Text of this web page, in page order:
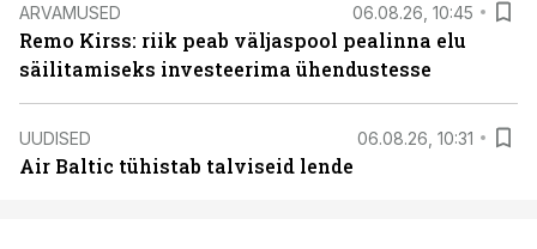
ARVAMUSED 06.08.26, 10:45
Remo Kirss: riik peab väljaspool pealinna elu
säilitamiseks investeerima ühendustesse
UUDISED 06.08.26, 10:31
Air Baltic tühistab talviseid lende